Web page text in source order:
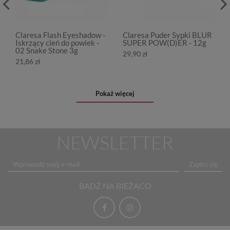
Claresa Flash Eyeshadow -
Iskrzący cień do powiek -
02 Snake Stone 3g
21,86 zł
Claresa Puder Sypki BLUR
SUPER POW(D)ER - 12g
29,90 zł
Pokaż więcej
NEWSLETTER
Zapisz się
BĄDŹ NA BIEŻĄCO